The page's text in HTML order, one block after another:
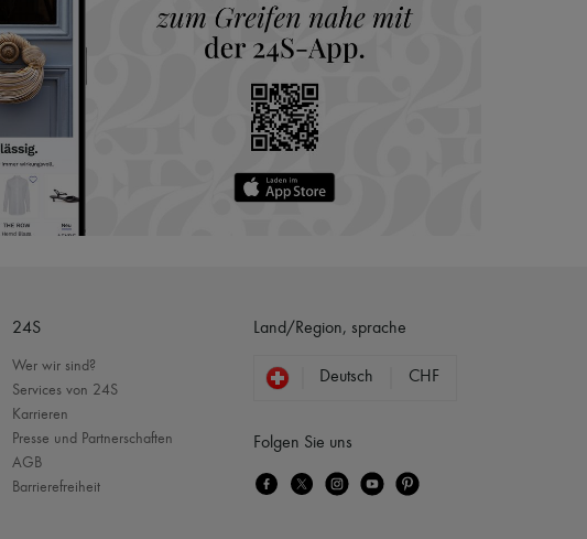
24S
Wer wir sind?
Services von 24S
Karrieren
Presse und Partnerschaften
AGB
Barrierefreiheit
Land/Region, sprache
Deutsch CHF
Folgen Sie uns